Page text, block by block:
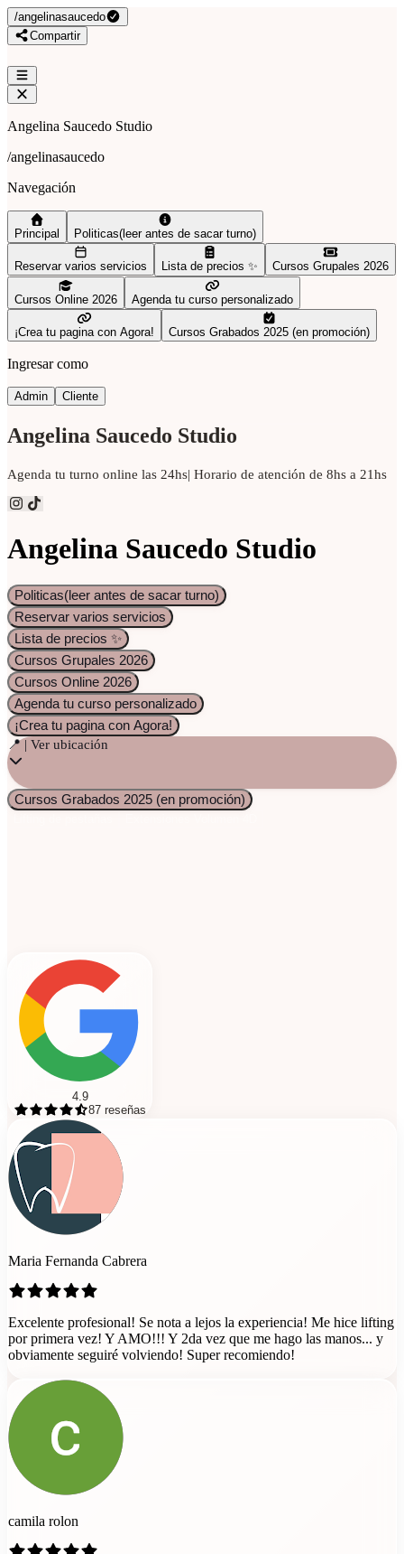
/angelinasaucedo
Compartir
Angelina Saucedo Studio
/angelinasaucedo
Navegación
Principal Politicas(leer antes de sacar turno)
Reservar varios servicios Lista de precios ✨ Cursos Grupales 2026
Cursos Online 2026 Agenda tu curso personalizado
¡Crea tu pagina con Agora! Cursos Grabados 2025 (en promoción)
Ingresar como
Admin Cliente
Angelina Saucedo Studio
Agenda tu turno online las 24hs| Horario de atención de 8hs a 21hs
Angelina Saucedo Studio
Politicas(leer antes de sacar turno)
Reservar varios servicios
Lista de precios ✨
Cursos Grupales 2026
Cursos Online 2026
Agenda tu curso personalizado
¡Crea tu pagina con Agora!
📍 | Ver ubicación
Cursos Grabados 2025 (en promoción)
4.9
87 reseñas
Maria Fernanda Cabrera
Excelente profesional! Se nota a lejos la experiencia! Me hice lifting
por primera vez! Y AMO!!! Y 2da vez que me hago las manos... y
obviamente seguiré volviendo! Super recomiendo!
camila rolon